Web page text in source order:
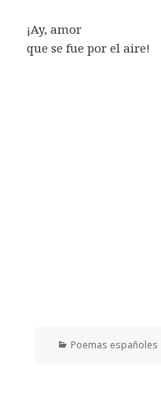
¡Ay, amor
que se fue por el aire!
Categorías
Poemas españoles